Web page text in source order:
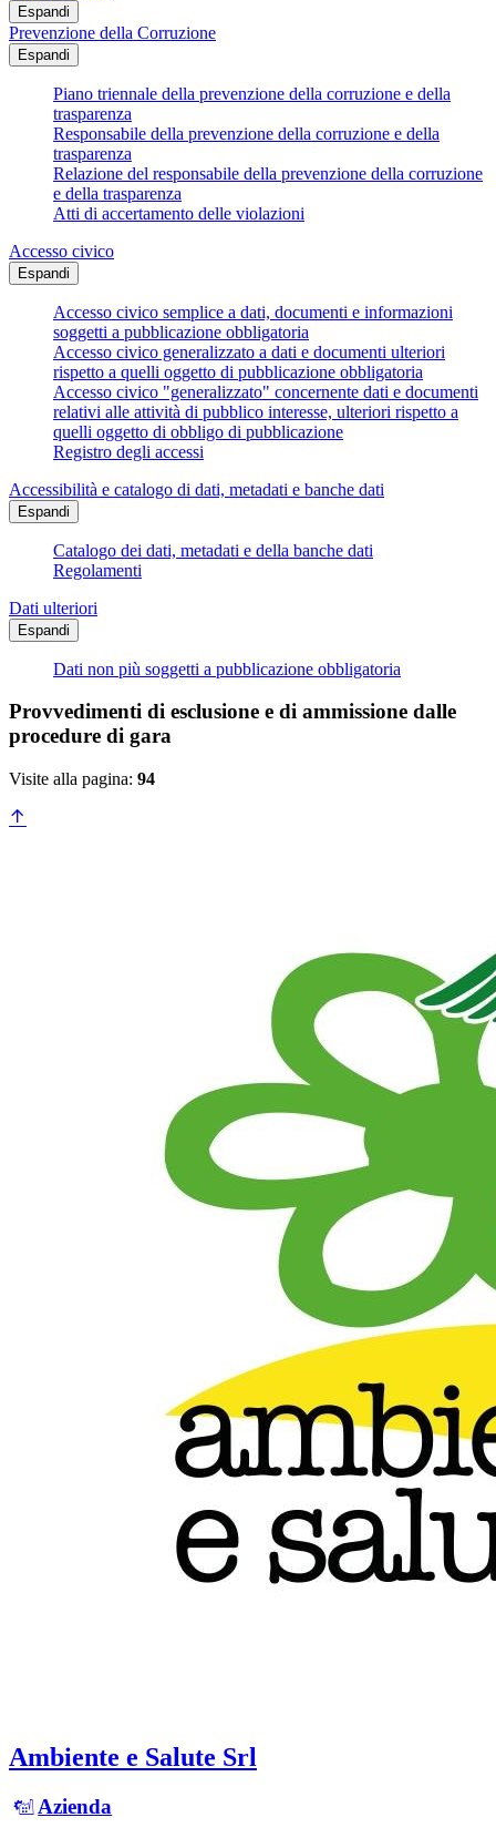
Espandi
Prevenzione della Corruzione
Espandi
Piano triennale della prevenzione della corruzione e della
trasparenza
Responsabile della prevenzione della corruzione e della
trasparenza
Relazione del responsabile della prevenzione della corruzione
e della trasparenza
Atti di accertamento delle violazioni
Accesso civico
Espandi
Accesso civico semplice a dati, documenti e informazioni
soggetti a pubblicazione obbligatoria
Accesso civico generalizzato a dati e documenti ulteriori
rispetto a quelli oggetto di pubblicazione obbligatoria
Accesso civico "generalizzato" concernente dati e documenti
relativi alle attività di pubblico interesse, ulteriori rispetto a
quelli oggetto di obbligo di pubblicazione
Registro degli accessi
Accessibilità e catalogo di dati, metadati e banche dati
Espandi
Catalogo dei dati, metadati e della banche dati
Regolamenti
Dati ulteriori
Espandi
Dati non più soggetti a pubblicazione obbligatoria
Provvedimenti di esclusione e di ammissione dalle
procedure di gara
Visite alla pagina: 94
Ambiente e Salute Srl
Azienda